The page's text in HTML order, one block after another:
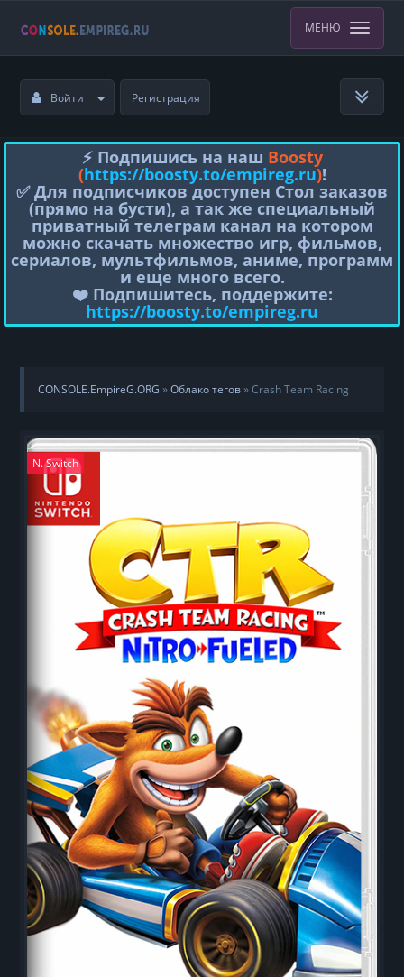
МЕНЮ
Войти Регистрация
⚡️ Подпишись на наш Boosty
(https://boosty.to/empireg.ru)!
✅ Для подписчиков доступен Стол заказов
(прямо на бусти), а так же специальный
приватный телеграм канал на котором
можно скачать множество игр, фильмов,
сериалов, мультфильмов, аниме, программ
и еще много всего.
❤️ Подпишитесь, поддержите:
https://boosty.to/empireg.ru
CONSOLE.EmpireG.ORG »Облако тегов» Crash Team Racing
N. Switch